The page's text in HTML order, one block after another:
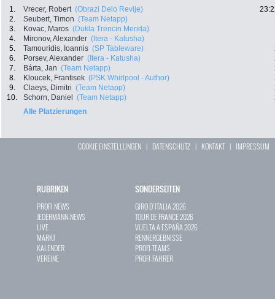
1. Vrecer, Robert (Obrazi Delo Revije)
2.
Seubert, Timon (Team Netapp)
3.
Kovac, Maros (Dukla Trencin Merida)
4.
Mironov, Alexander (Itera - Katusha)
5.
Tamouridis, Ioannis (SP Tableware)
6.
Porsev, Alexander (Itera - Katusha)
7.
Bárta, Jan (Team Netapp)
8.
Kloucek, Frantisek (PSK Whirlpool - Author)
9.
Claeys, Dimitri (Team Netapp)
10.
Schorn, Daniel (Team Netapp)
Alle Platzierungen
COOKIE EINSTELLUNGEN | DATENSCHUTZ | KONTAKT| IMPRESSUM
RUBRIKEN
PROFI-NEWS
JEDERMANN-NEWS
LIVE
MARKT
KALENDER
VEREINE
SONDERSEITEN
GIRO D`ITALIA 2026
TOUR DE FRANCE 2026
VUELTA A ESPAÑA 2026
RENNERGEBNISSE
PROFI-TEAMS
PROFI-FAHRER